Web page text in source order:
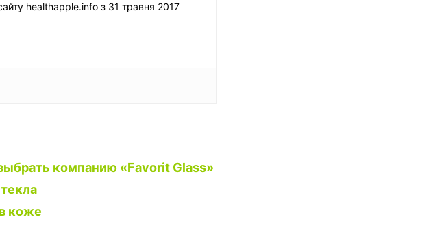
healthapple.info з 31 травня 2017
компанию «Favorit Glass»
коже